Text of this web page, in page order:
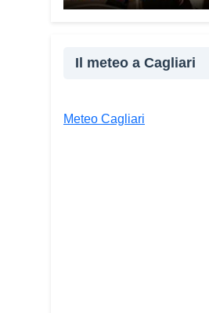
Facebook X
E-mail Stampa
Il meteo a Cagliari
Meteo Cagliari